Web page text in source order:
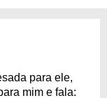
são as causas
aqui em nossa
para ele,
mim e fala: